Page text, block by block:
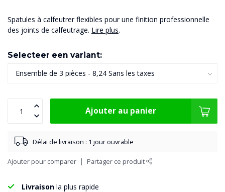
Spatules à calfeutrer flexibles pour une finition professionnelle
des joints de calfeutrage. Lire plus.
Selecteer een variant:
Ajouter au panier
Délai de livraison : 1 jour ouvrable
Ajouter pour comparer Partager ce produit
Livraison la plus rapide